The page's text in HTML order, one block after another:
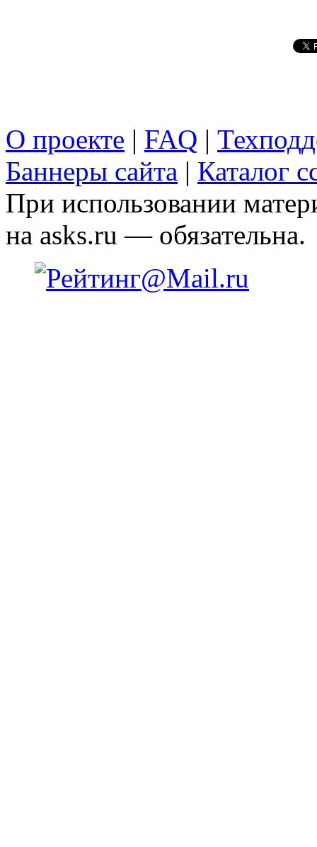
О проекте | FAQ |
Баннеры сайта | Каталог
При использовании
на asks.ru — обязательна.